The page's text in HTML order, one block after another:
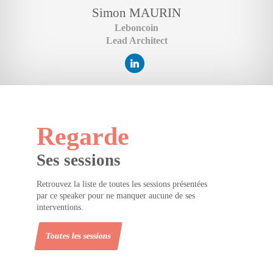
Simon MAURIN
Leboncoin
Lead Architect
Regarde
Ses sessions
Retrouvez la liste de toutes les sessions présentées
par ce speaker pour ne manquer aucune de ses
interventions.
Toutes les sessions